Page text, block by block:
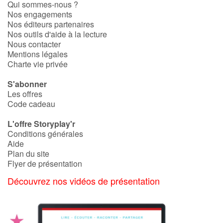
Fable, mythe, littérature et poésie
Princesses et princes, rois, reines et dragons
Ogres, monstres et sorcières
Héroïnes et héros
Écologie, nature, saisons
Les animaux
Voyage, épopée, enquête, aventure
Autour du monde
Apprentissage
Qui sommes-nous ?
Nos engagements
Nos éditeurs partenaires
Nos outils d'aide à la lecture
Nous contacter
Mentions légales
Charte vie privée
S'abonner
Les offres
Code cadeau
L'offre Storyplay'r
Conditions générales
Aide
Plan du site
Flyer de présentation
Découvrez nos vidéos de présentation